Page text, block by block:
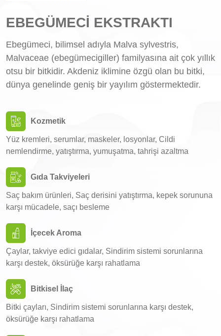
EBEGÜMECİ EKSTRAKTI
Ebegümeci, bilimsel adıyla Malva sylvestris,
Malvaceae (ebegümecigiller) familyasına ait çok yıllık
otsu bir bitkidir. Akdeniz iklimine özgü olan bu bitki,
dünya genelinde geniş bir yayılım göstermektedir.
Kozmetik
Yüz kremleri, serumlar, maskeler, losyonlar, Cildi
nemlendirme, yatıştırma, yumuşatma, tahrişi azaltma
Gıda Takviyeleri
Saç bakım ürünleri, Saç derisini yatıştırma, kepek sorununa
karşı mücadele, saçı besleme
İçecek Aroma
Çaylar, takviye edici gıdalar, Sindirim sistemi sorunlarına
karşı destek, öksürüğe karşı rahatlama
Bitkisel İlaç
Bitki çayları, Sindirim sistemi sorunlarına karşı destek,
öksürüğe karşı rahatlama